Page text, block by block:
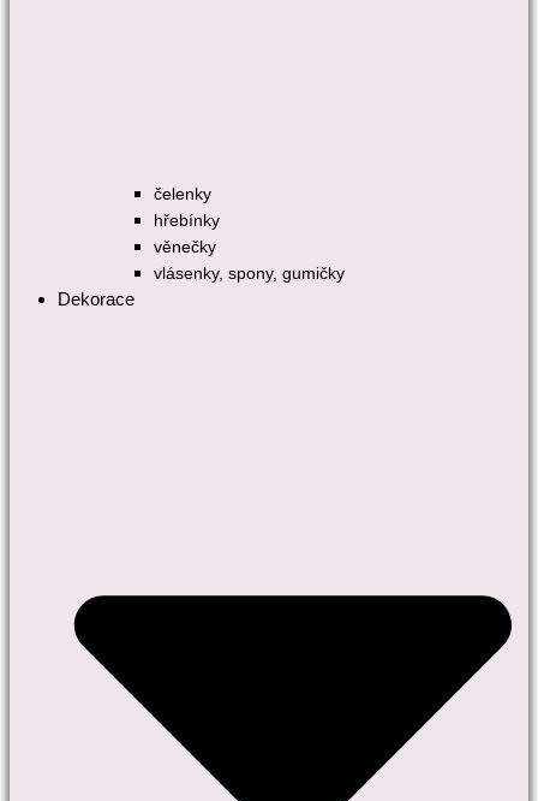
čelenky
hřebínky
věnečky
vlásenky, spony, gumičky
Dekorace